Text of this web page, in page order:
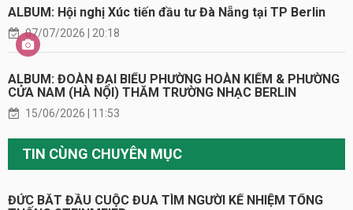
ALBUM: Hội nghị Xúc tiến đầu tư Đà Nẵng tại TP Berlin
07/07/2026 | 20:18
ALBUM: ĐOÀN ĐẠI BIỂU PHƯỜNG HOÀN KIẾM & PHƯỜNG
CỬA NAM (HÀ NỘI) THĂM TRƯỜNG NHẠC BERLIN
15/06/2026 | 11:53
TIN CÙNG CHUYÊN MỤC
ĐỨC BẮT ĐẦU CUỘC ĐUA TÌM NGƯỜI KẾ NHIỆM TỔNG